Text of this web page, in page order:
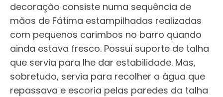
decoração consiste numa sequência de
mãos de Fátima estampilhadas realizadas
com pequenos carimbos no barro quando
ainda estava fresco. Possui suporte de talha
que servia para lhe dar estabilidade. Mas,
sobretudo, servia para recolher a água que
repassava e escoria pelas paredes da talha